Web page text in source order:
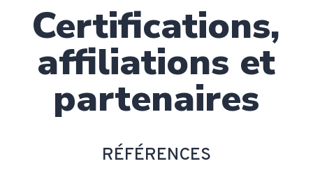
Certifications,
affiliations et
partenaires
RÉFÉRENCES